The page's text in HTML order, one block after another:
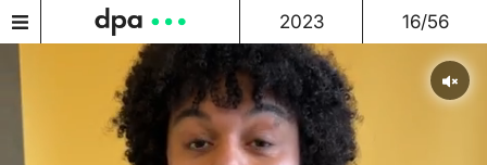
2023 16/56